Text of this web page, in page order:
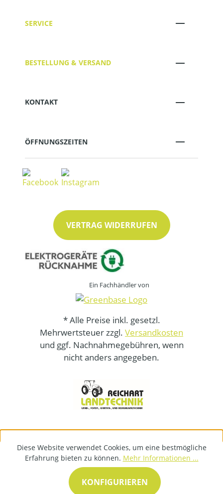
SERVICE
BESTELLUNG & VERSAND
KONTAKT
ÖFFNUNGSZEITEN
VERTRAG WIDERRUFEN
Ein Fachhändler von
* Alle Preise inkl. gesetzl.
Mehrwertsteuer zzgl. Versandkosten
und ggf. Nachnahmegebühren, wenn
nicht anders angegeben.
Diese Website verwendet Cookies, um eine bestmögliche
Erfahrung bieten zu können. Mehr Informationen ...
KONFIGURIEREN